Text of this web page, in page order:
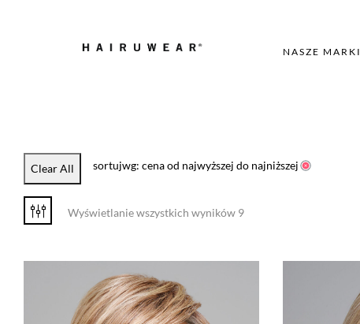
NASZE MARKI
Clear All sortujwg: cena od najwyższej do najniższej
Wyświetlanie wszystkich wyników 9